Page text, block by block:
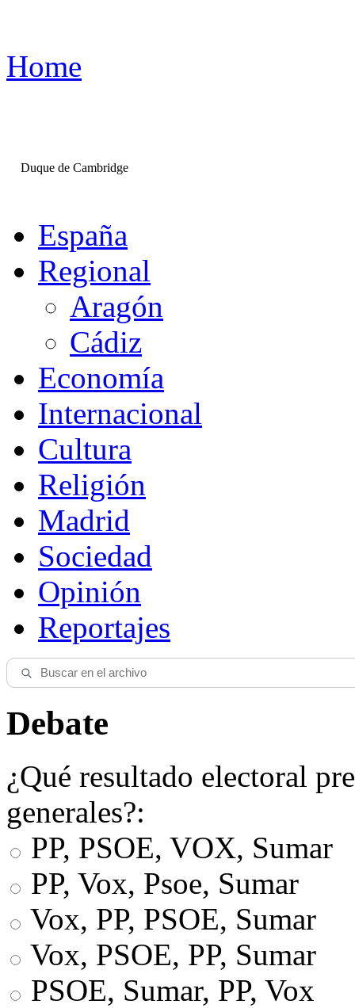
Home
Duque de Cambridge
España
Regional
Aragón
Cádiz
Economía
Internacional
Cultura
Religión
Madrid
Sociedad
Opinión
Reportajes
Debate
¿Qué resultado electoral
generales?:
PP, PSOE, VOX, Sumar
PP, Vox, Psoe, Sumar
Vox, PP, PSOE, Sumar
Vox, PSOE, PP, Sumar
PSOE, Sumar, PP, Vox